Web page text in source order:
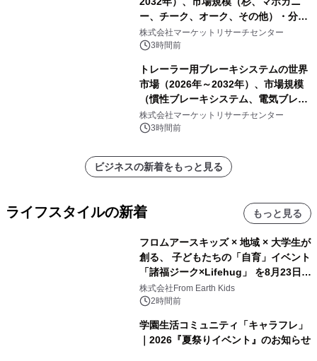
ー、チーク、オーク、その他）・分析
レポートを発表
株式会社マーケットリサーチセンター
3時間前
トレーラー用ブレーキシステムの世界
市場（2026年～2032年）、市場規模
（慣性ブレーキシステム、電気ブレー
キシステム、その他）・分析レポート
を発表
株式会社マーケットリサーチセンター
3時間前
ビジネスの新着をもっと見る
ライフスタイルの新着 もっと見る
フロムアースキッズ × 地域 × 大学生が
創る、 子どもたちの「自育」イベント
「諸福ジーク×Lifehug」 を8月23日
(日)開催
株式会社From Earth Kids
2時間前
学園生活コミュニティ「キャラフレ」
｜2026『夏祭りイベント』のお知らせ